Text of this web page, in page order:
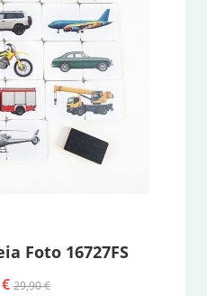
Foto 16727FS
€29,90 €